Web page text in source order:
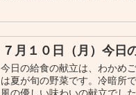
７月１０日（月）今日
今日の給食の献立は、わかめ
は夏が旬の野菜です。冷暗所
風の優しい味わいの献立でし